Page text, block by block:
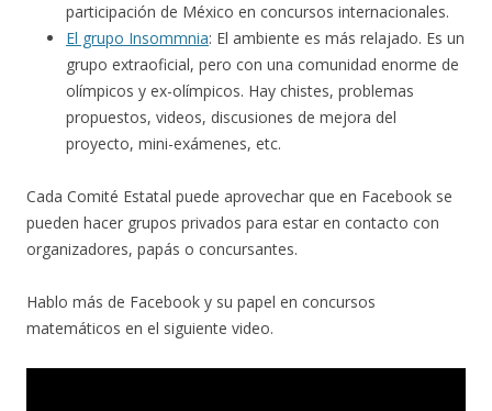
participación de México en concursos internacionales.
El grupo Insommnia: El ambiente es más relajado. Es un
grupo extraoficial, pero con una comunidad enorme de
olímpicos y ex-olímpicos. Hay chistes, problemas
propuestos, videos, discusiones de mejora del
proyecto, mini-exámenes, etc.
Cada Comité Estatal puede aprovechar que en Facebook se
pueden hacer grupos privados para estar en contacto con
organizadores, papás o concursantes.
Hablo más de Facebook y su papel en concursos
matemáticos en el siguiente video.